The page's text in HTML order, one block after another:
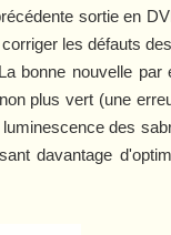
sortie en
les défauts
bonne nouvelle par
plus vert (une
des
davantage